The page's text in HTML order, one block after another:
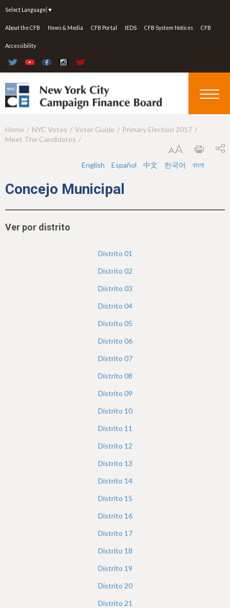
Select Language ▼
About the CFB News & Media CFB Portal IEDS CFB System Notices CFB
Accessibility
Y
a
h
Home NYC Votes Voter Guide
Primary Election 2017
Meet The Candidates
English Español 中文 한국어 বাংলা
Concejo Municipal
Ver por distrito
Distrito 01
Distrito 02
Distrito 03
Distrito 04
Distrito 05
Distrito 06
Distrito 07
Distrito 08
Distrito 09
Distrito 10
Distrito 11
Distrito 12
Distrito 13
Distrito 14
Distrito 15
Distrito 16
Distrito 17
Distrito 18
Distrito 19
Distrito 20
Distrito 21